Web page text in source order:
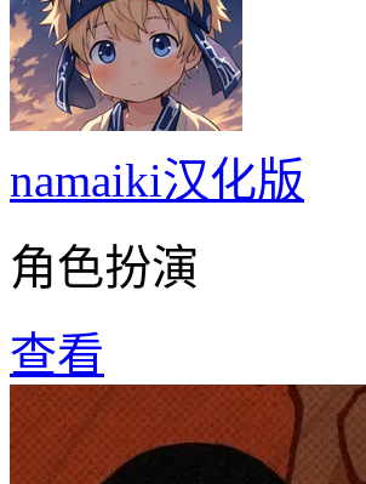
namaiki汉化版
角色扮演
查看